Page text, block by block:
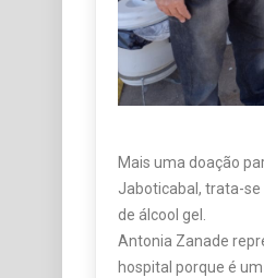
Mais uma doação
Jaboticabal, trata-se
de álcool gel.
Antonia Zanade
hospital porque é